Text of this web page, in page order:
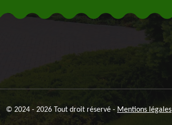
© 2024 - 2026 Tout droit réservé - Mentions légales